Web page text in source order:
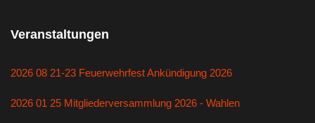
Veranstaltungen
2026 08 21-23 Feuerwehrfest Ankündigung 2026
2026 01 25 Mitgliederversammlung 2026 - Wahlen